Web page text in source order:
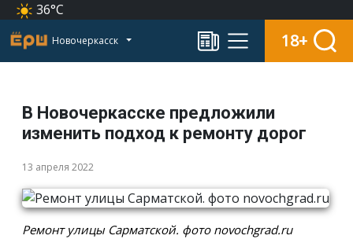
36°C
Новочеркасск 18+
В Новочеркасске предложили
изменить подход к ремонту дорог
13 апреля 2022
Ремонт улицы Сарматской. фото novochgrad.ru